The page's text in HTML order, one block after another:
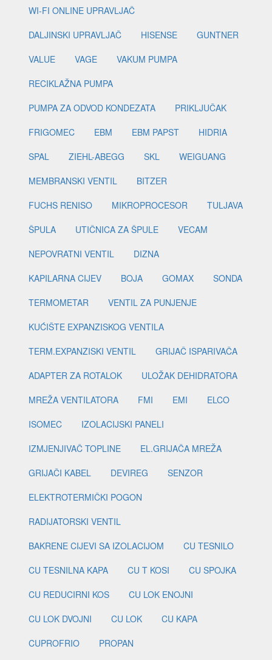
WI-FI ONLINE UPRAVLJAČ
DALJINSKI UPRAVLJAČ
HISENSE
GUNTNER
VALUE
VAGE
VAKUM PUMPA
RECIKLAŽNA PUMPA
PUMPA ZA ODVOD KONDEZATA
PRIKLJUČAK
FRIGOMEC
EBM EBM PAPST
HIDRIA
SPAL
ZIEHL-ABEGG SKL
WEIGUANG
MEMBRANSKI VENTIL
BITZER
FUCHS RENISO
MIKROPROCESOR
TULJAVA
ŠPULA
UTIČNICA ZA ŠPULE
VECAM
NEPOVRATNI VENTIL
DIZNA
KAPILARNA CIJEV
BOJA GOMAX
SONDA
TERMOMETAR
VENTIL ZA PUNJENJE
KUĆIŠTE EXPANZISKOG VENTILA
TERM.EXPANZISKI VENTIL
GRIJAČ ISPARIVAČA
ADAPTER ZA ROTALOK
ULOŽAK DEHIDRATORA
MREŽA VENTILATORA
FMI EMI
ELCO
ISOMEC
IZOLACIJSKI PANELI
IZMJENJIVAČ TOPLINE
EL.GRIJAČA MREŽA
GRIJAČI KABEL
DEVIREG
SENZOR
ELEKTROTERMIČKI POGON
RADIJATORSKI VENTIL
BAKRENE CIJEVI SA IZOLACIJOM
CU TESNILO
CU TESNILNA KAPA
CU T KOSI
CU SPOJKA
CU REDUCIRNI KOS
CU LOK ENOJNI
CU LOK DVOJNI
CU LOK
CU KAPA
CUPROFRIO
PROPAN